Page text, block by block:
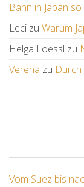
Bahn in Japan
Leci zu Warum
Helga Loessl zu
Verena zu
Vom Suez bis